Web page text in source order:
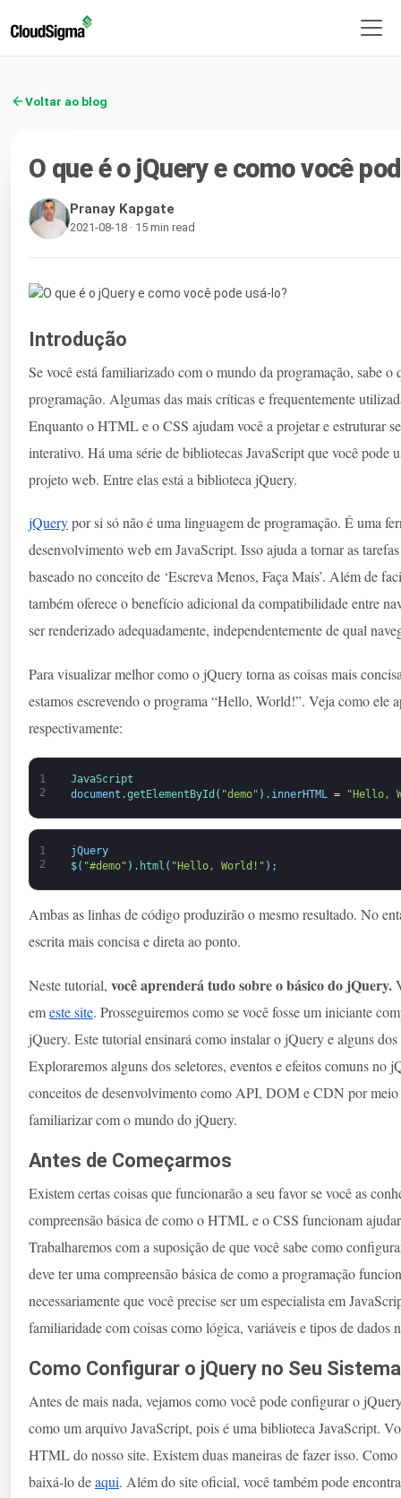
Voltar ao blog
O que é o jQuery e como você
Pranay Kapgate
2021-08-18 · 15 min read
Introdução
Se você está familiarizado com o mundo da programação, sabe o
programação. Algumas das mais críticas e frequentemente
Enquanto o HTML e o CSS ajudam você a projetar e estruturar
interativo. Há uma série de bibliotecas JavaScript que você pode
projeto web. Entre elas está a biblioteca jQuery.
jQuerypor si só não é uma linguagem de programação. É uma
desenvolvimento web em JavaScript. Isso ajuda a tornar as
baseado no conceito de ‘Escreva Menos, Faça Mais’. Além de
também oferece o benefício adicional da compatibilidade entre
ser renderizado adequadamente, independentemente de qual
Para visualizar melhor como o jQuery torna as coisas mais
estamos escrevendo o programa “Hello, World!”. Veja como ele
respectivamente:
1
2
JavaScript
document .getElementById ( "demo" ) . innerHTML = "Hello,
1
2
jQuery
$( "#demo" ) . html ( "Hello, World!" ) ;
Ambas as linhas de código produzirão o mesmo resultado. No
escrita mais concisa e direta ao ponto.
Neste tutorial, você aprenderá tudo sobre o básico do jQuery.
emeste site. Prosseguiremos como se você fosse um iniciante
jQuery. Este tutorial ensinará como instalar o jQuery e alguns
Exploraremos alguns dos seletores, eventos e efeitos comuns no
conceitos de desenvolvimento como API, DOM e CDN por
familiarizar com o mundo do jQuery.
Antes de Começarmos
Existem certas coisas que funcionarão a seu favor se você as
compreensão básica de como o HTML e o CSS funcionam
Trabalharemos com a suposição de que você sabe como
deve ter uma compreensão básica de como a programação
necessariamente que você precise ser um especialista em
familiaridade com coisas como lógica, variáveis e tipos de dados
Como Configurar o jQuery no Seu Sistema
Antes de mais nada, vejamos como você pode configurar o
como um arquivo JavaScript, pois é uma biblioteca JavaScript.
HTML do nosso site. Existem duas maneiras de fazer isso.
baixá-lo deaqui. Além do site oficial, você também pode